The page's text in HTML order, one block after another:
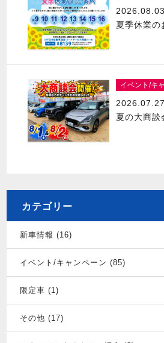
2026.08.03
夏季休業の
イベント/キ
2026.07.27
夏の大商談
カテゴリー
新車情報 (16)
イベント/キャンペーン (85)
限定車 (1)
その他 (17)